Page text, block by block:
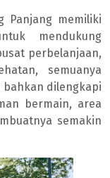
Panjang memiliki
mendukung
perbelanjaan,
semuanya
bahkan dilengkapi
bermain, area
semakin